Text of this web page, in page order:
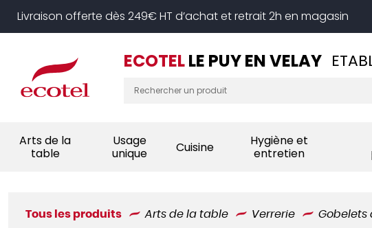
Livraison offerte dès 249€ HT d’achat et retrait 2h en magasin
ECOTELLE PUY EN VELAY
Arts de la
table
Usage
unique
Cuisine
Hygiène et
entretien
Tous les produits Arts de la table Verrerie Gobelets
Panneau de gestion des cookies